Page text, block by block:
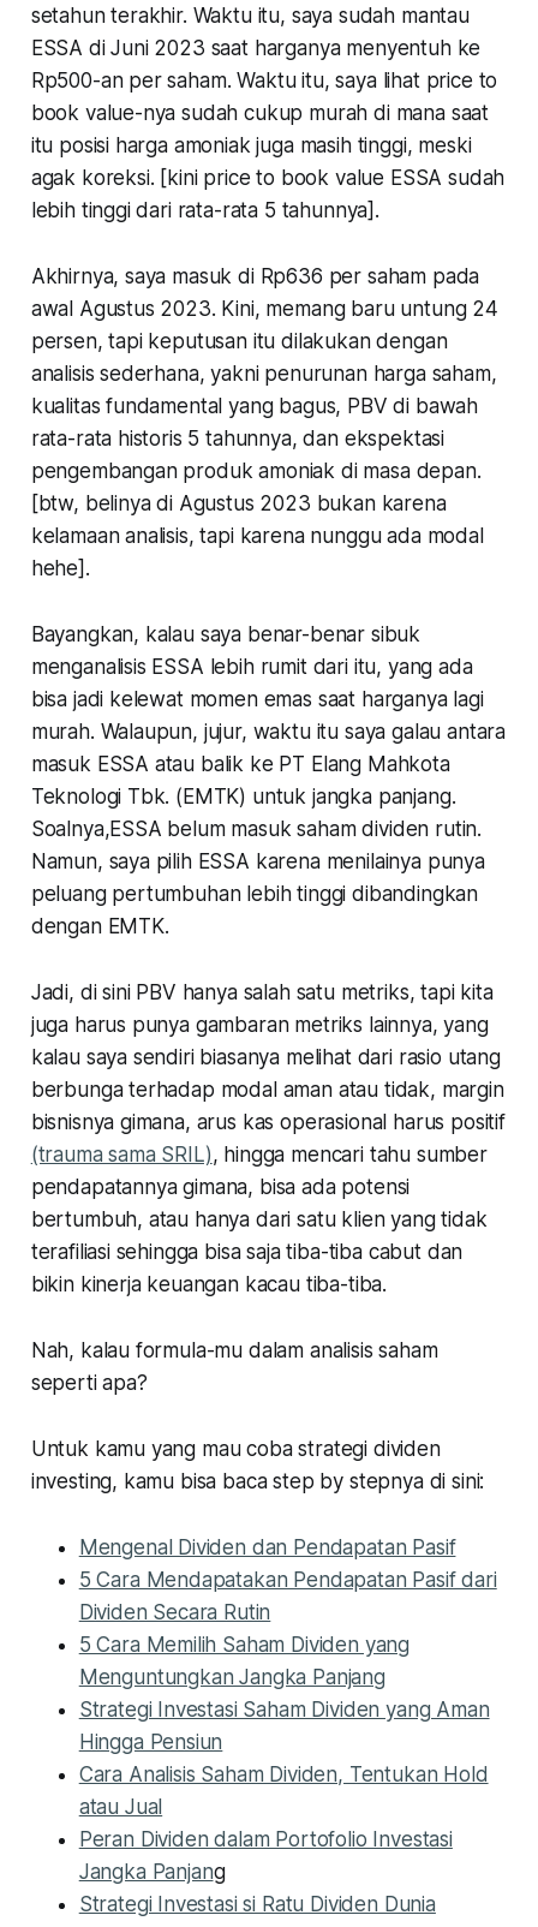
setahun terakhir. Waktu itu, saya sudah mantau
ESSA di Juni 2023 saat harganya menyentuh ke
Rp500-an per saham. Waktu itu, saya lihat price to
book value-nya sudah cukup murah di mana saat
itu posisi harga amoniak juga masih tinggi, meski
agak koreksi. [kini price to book value ESSA sudah
lebih tinggi dari rata-rata 5 tahunnya].
Akhirnya, saya masuk di Rp636 per saham pada
awal Agustus 2023. Kini, memang baru untung 24
persen, tapi keputusan itu dilakukan dengan
analisis sederhana, yakni penurunan harga saham,
kualitas fundamental yang bagus, PBV di bawah
rata-rata historis 5 tahunnya, dan ekspektasi
pengembangan produk amoniak di masa depan.
[btw, belinya di Agustus 2023 bukan karena
kelamaan analisis, tapi karena nunggu ada modal
hehe].
Bayangkan, kalau saya benar-benar sibuk
menganalisis ESSA lebih rumit dari itu, yang ada
bisa jadi kelewat momen emas saat harganya lagi
murah. Walaupun, jujur, waktu itu saya galau antara
masuk ESSA atau balik ke PT Elang Mahkota
Teknologi Tbk. (EMTK) untuk jangka panjang.
Soalnya,ESSA belum masuk saham dividen rutin.
Namun, saya pilih ESSA karena menilainya punya
peluang pertumbuhan lebih tinggi dibandingkan
dengan EMTK.
Jadi, di sini PBV hanya salah satu metriks, tapi kita
juga harus punya gambaran metriks lainnya, yang
kalau saya sendiri biasanya melihat dari rasio utang
berbunga terhadap modal aman atau tidak, margin
bisnisnya gimana, arus kas operasional harus positif
(trauma sama SRIL), hingga mencari tahu sumber
pendapatannya gimana, bisa ada potensi
bertumbuh, atau hanya dari satu klien yang tidak
terafiliasi sehingga bisa saja tiba-tiba cabut dan
bikin kinerja keuangan kacau tiba-tiba.
Nah, kalau formula-mu dalam analisis saham
seperti apa?
Untuk kamu yang mau coba strategi dividen
investing, kamu bisa baca step by stepnya di sini:
Mengenal Dividen dan Pendapatan Pasif
5 Cara Mendapatakan Pendapatan Pasif dari
Dividen Secara Rutin
5 Cara Memilih Saham Dividen yang
Menguntungkan Jangka Panjang
Strategi Investasi Saham Dividen yang Aman
Hingga Pensiun
Cara Analisis Saham Dividen, Tentukan Hold
atau Jual
Peran Dividen dalam Portofolio Investasi
Jangka Panjang
Strategi Investasi si Ratu Dividen Dunia